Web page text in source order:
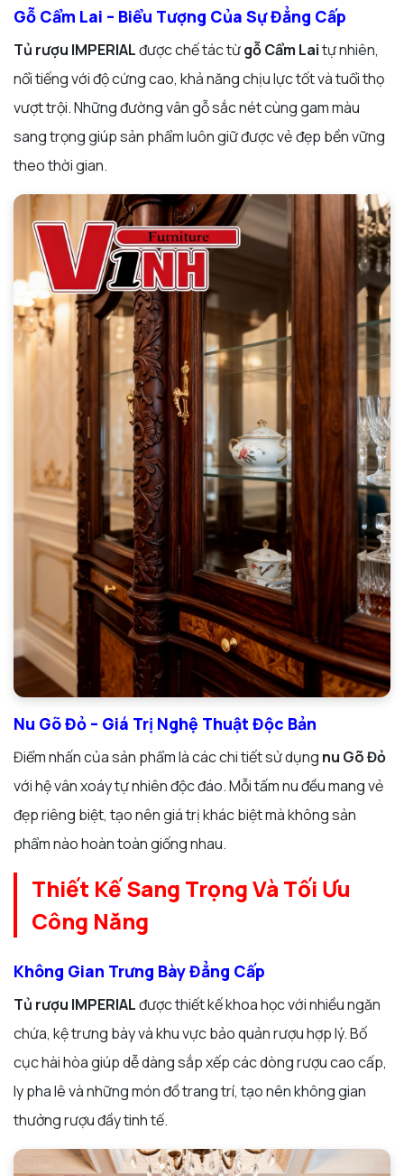
Gỗ Cẩm Lai – Biểu Tượng Của Sự Đẳng Cấp
Tủ rượu IMPERIALđược chế tác từgỗ Cẩm Laitự nhiên,
nổi tiếng với độ cứng cao, khả năng chịu lực tốt và tuổi thọ
vượt trội. Những đường vân gỗ sắc nét cùng gam màu
sang trọng giúp sản phẩm luôn giữ được vẻ đẹp bền vững
theo thời gian.
Nu Gõ Đỏ – Giá Trị Nghệ Thuật Độc Bản
Điểm nhấn của sản phẩm là các chi tiết sử dụng nu Gõ Đỏ
với hệ vân xoáy tự nhiên độc đáo. Mỗi tấm nu đều mang vẻ
đẹp riêng biệt, tạo nên giá trị khác biệt mà không sản
phẩm nào hoàn toàn giống nhau.
Thiết Kế Sang Trọng Và Tối Ưu
Công Năng
Không Gian Trưng Bày Đẳng Cấp
Tủ rượu IMPERIALđược thiết kế khoa học với nhiều ngăn
chứa, kệ trưng bày và khu vực bảo quản rượu hợp lý. Bố
cục hài hòa giúp dễ dàng sắp xếp các dòng rượu cao cấp,
ly pha lê và những món đồ trang trí, tạo nên không gian
thưởng rượu đầy tinh tế.